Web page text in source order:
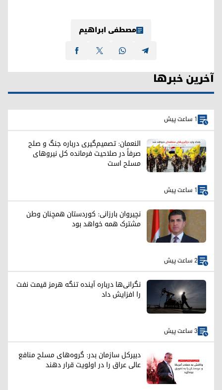
مصطفی ابراهیم
آخرین خبرها
1 ساعت پیش
النعمان: تصمیم‌گیری درباره جنگ و صلح
صرفاً در صلاحیت فرمانده کل نیروهای
مسلح است
1 ساعت پیش
نچیروان بارزانی: کوردستان همچنان وطن
مشترک همه خواهد بود
2 ساعت پیش
نگرانی‌ها درباره آینده تنگه هرمز قیمت نفت
را افزایش داد
3 ساعت پیش
دبیرکل سازمان بدر: گروه‌های مسلح منافع
عالی عراق را در اولویت قرار دهند